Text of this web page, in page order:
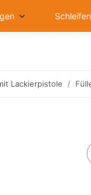
Schleifen
Lackierpistole